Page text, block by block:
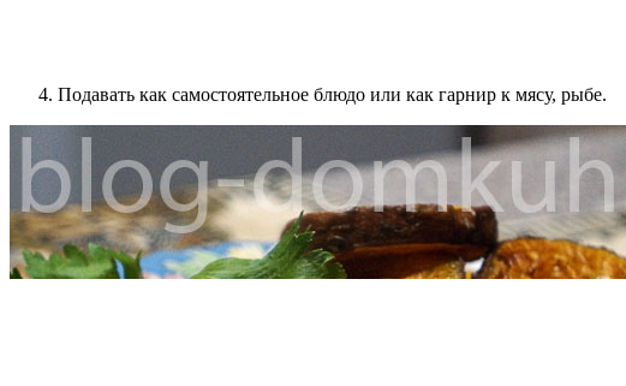
Подавать как самостоятельное блюдо или как гарнир к мясу, рыбе.